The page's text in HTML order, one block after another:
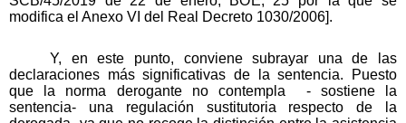
modifica el Anexo VI del Real Decreto 1030/2006].
Y, en este punto, conviene subrayar una de las
declaraciones más significativas de la sentencia. Puesto
que la norma derogante no contempla - sostiene la
sentencia- una regulación sustitutoria respecto de la